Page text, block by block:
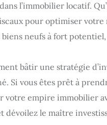
l’immobilier locatif.
pour optimiser
neufs à fort
bâtir une stratégie
Si vous êtes prêt à
empire immobilier
le maître